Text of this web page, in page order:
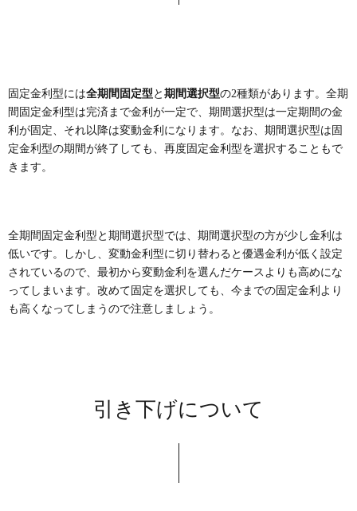
固定金利型には全期間固定型 と 期間選択型の2種類があります。全期
間固定金利型は完済まで金利が一定で、期間選択型は一定期間の金
利が固定、それ以降は変動金利になります。なお、期間選択型は固
定金利型の期間が終了しても、再度固定金利型を選択することもで
きます。
全期間固定金利型と期間選択型では、期間選択型の方が少し金利は
低いです。しかし、変動金利型に切り替わると優遇金利が低く設定
されているので、最初から変動金利を選んだケースよりも高めにな
ってしまいます。改めて固定を選択しても、今までの固定金利より
も高くなってしまうので注意しましょう。
引き下げについて